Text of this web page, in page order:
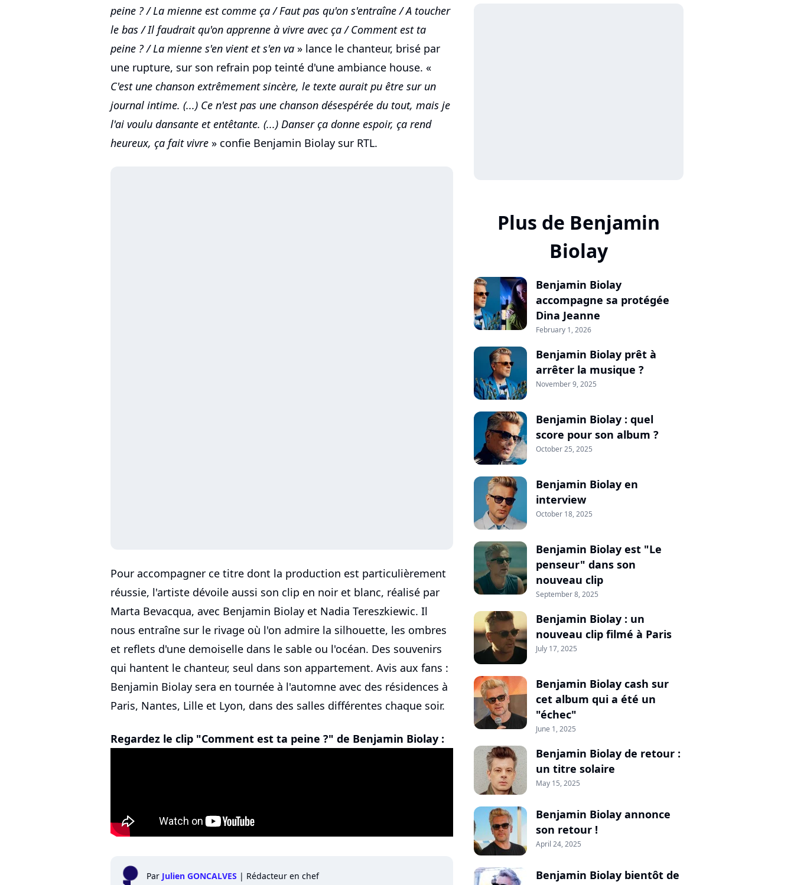
peine ? / La mienne est comme ça / Faut pas qu'on s'entraîne / A toucher
le bas / Il faudrait qu'on apprenne à vivre avec ça / Comment est ta
peine ? / La mienne s'en vient et s'en va » lance le chanteur, brisé par
une rupture, sur son refrain pop teinté d'une ambiance house. «
C'est une chanson extrêmement sincère, le texte aurait pu être sur un
journal intime. (...) Ce n'est pas une chanson désespérée du tout, mais je
l'ai voulu dansante et entêtante. (...) Danser ça donne espoir, ça rend
heureux, ça fait vivre » confie Benjamin Biolay sur RTL.
Pour accompagner ce titre dont la production est particulièrement
réussie, l'artiste dévoile aussi son clip en noir et blanc, réalisé par
Marta Bevacqua, avec Benjamin Biolay et Nadia Tereszkiewic. Il
nous entraîne sur le rivage où l'on admire la silhouette, les ombres
et reflets d'une demoiselle dans le sable ou l'océan. Des souvenirs
qui hantent le chanteur, seul dans son appartement. Avis aux fans :
Benjamin Biolay sera en tournée à l'automne avec des résidences à
Paris, Nantes, Lille et Lyon, dans des salles différentes chaque soir.
Regardez le clip "Comment est ta peine ?" de Benjamin Biolay :
Par Julien GONCALVES | Rédacteur en chef
Plus de Benjamin
Biolay
Benjamin Biolay
accompagne sa protégée
Dina Jeanne
February 1, 2026
Benjamin Biolay prêt à
arrêter la musique ?
November 9, 2025
Benjamin Biolay : quel
score pour son album ?
October 25, 2025
Benjamin Biolay en
interview
October 18, 2025
Benjamin Biolay est "Le
penseur" dans son
nouveau clip
September 8, 2025
Benjamin Biolay : un
nouveau clip filmé à Paris
July 17, 2025
Benjamin Biolay cash sur
cet album qui a été un
"échec"
June 1, 2025
Benjamin Biolay de retour :
un titre solaire
May 15, 2025
Benjamin Biolay annonce
son retour !
April 24, 2025
Benjamin Biolay bientôt de